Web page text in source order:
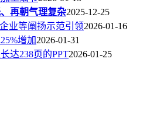
再朝气理复杂2025-12-25
业等阐扬示范引领2026-01-16
增加2026-01-31
达238页的PPT2026-01-25